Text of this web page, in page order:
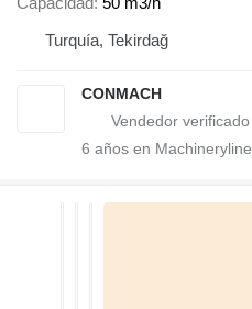
Turquía, Tekirdağ
CONMACH
6 años en Machineryline